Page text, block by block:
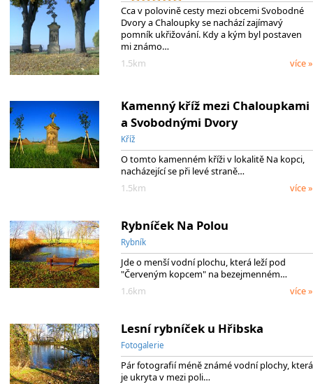
Cca v polovině cesty mezi obcemi Svobodné
Dvory a Chaloupky se nachází zajímavý
pomník ukřižování. Kdy a kým byl postaven
mi známo…
1.5km
více »
Kamenný kříž mezi Chaloupkami
a Svobodnými Dvory
Kříž
O tomto kamenném kříži v lokalitě Na kopci,
nacházející se při levé straně…
1.5km
více »
Rybníček Na Polou
Rybník
Jde o menší vodní plochu, která leží pod
"Červeným kopcem" na bezejmenném…
1.6km
více »
Lesní rybníček u Hřibska
Fotogalerie
Pár fotografií méně známé vodní plochy, která
je ukryta v mezi poli…